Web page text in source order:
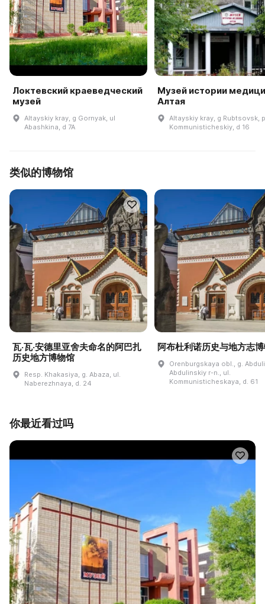
Локтевский краеведческий
музей
Altayskiy kray, g Gornyak, ul
Abashkina, d 7A
Музей истории
Алтая
Altayskiy kray, g Rubtsovsk,
Kommunisticheskiy, d 16
类似的博物馆
瓦·瓦·安德里亚舍夫命名的阿巴扎
历史地方博物馆
Resp. Khakasiya, g. Abaza, ul.
Naberezhnaya, d. 24
阿布杜利诺历史与地方志
Orenburgskaya obl., g.
Abdulinskiy r-n., ul.
Kommunisticheskaya, d. 61
你最近看过吗